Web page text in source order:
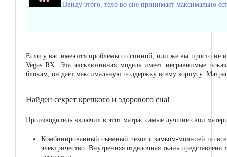
Ввиду этого, тело во сне принимает максимально
Если у вас имеются проблемы со спиной, или же вы просто не
Vegas RX. Эта эксклюзивная модель имеет несравнимые
блокам, он даёт максимальную поддержку всему корпусу.
Найден секрет крепкого и здорового сна!
Производитель включил в этот матрас самые лучшие свои
Комбинированный съемный чехол с замком-молнией по
электричество. Внутренняя отделочная ткань